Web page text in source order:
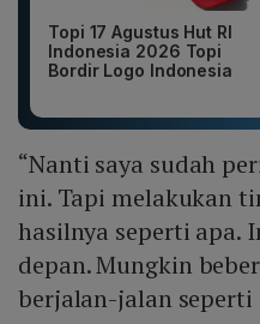
Topi 17 Agustus Hut RI
Indonesia 2026 Topi
Bordir Logo Indonesia
“Nanti saya sudah
ini. Tapi melakukan
hasilnya seperti apa.
depan. Mungkin
berjalan-jalan seperti